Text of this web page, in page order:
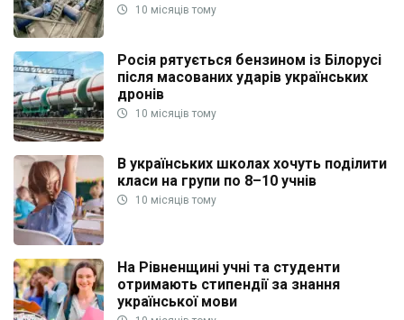
10 місяців тому
Росія рятується бензином із Білорусі
після масованих ударів українських
дронів
10 місяців тому
В українських школах хочуть поділити
класи на групи по 8–10 учнів
10 місяців тому
На Рівненщині учні та студенти
отримають стипендії за знання
української мови